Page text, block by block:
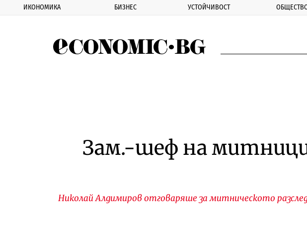
ИКОНОМИКА БИЗНЕС УСТОЙЧИВОСТ
Зам.-шеф на
Николай Алдимиров отговаряше за митническото